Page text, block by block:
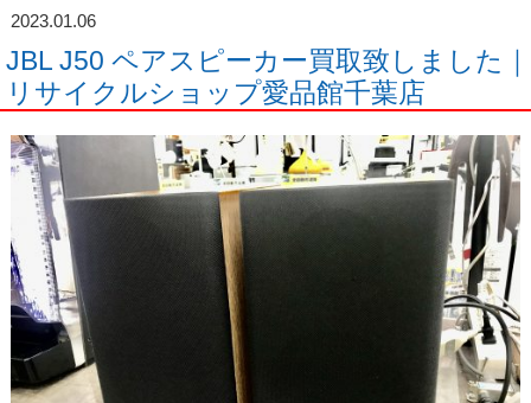
2023.01.06
JBL J50 ペアスピーカー買取致しました｜
リサイクルショップ愛品館千葉店